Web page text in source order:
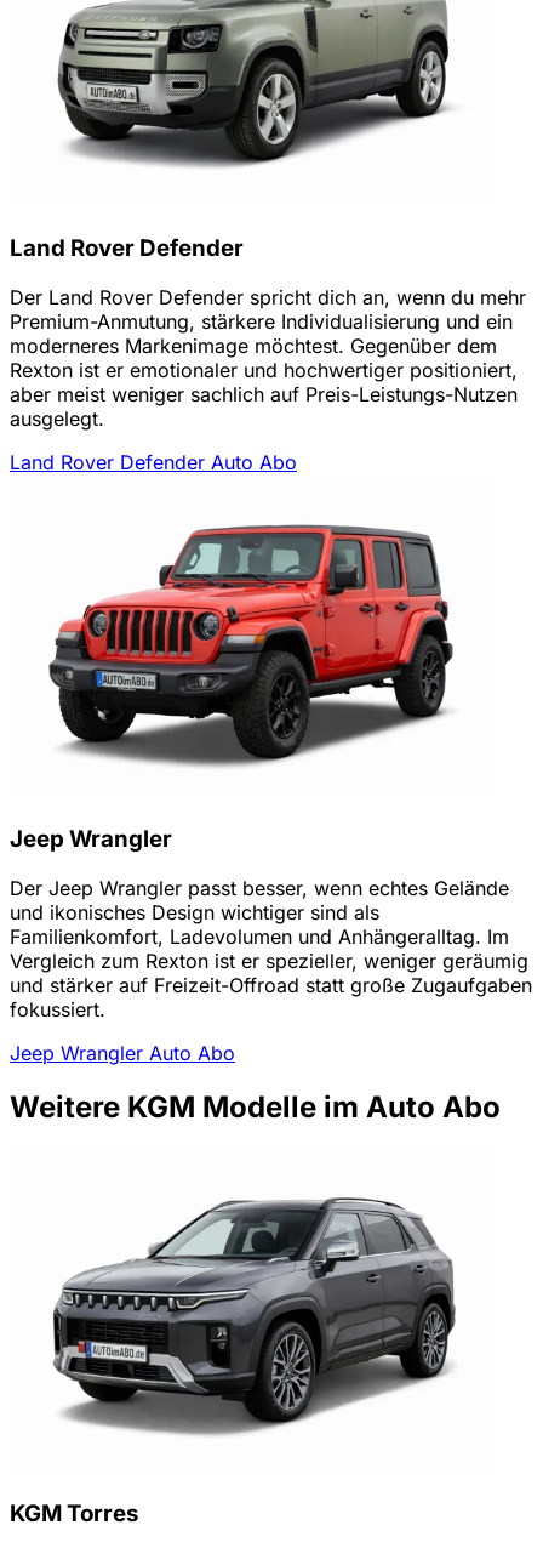
Land Rover Defender
Der Land Rover Defender spricht dich an, wenn du mehr
Premium-Anmutung, stärkere Individualisierung und ein
moderneres Markenimage möchtest. Gegenüber dem
Rexton ist er emotionaler und hochwertiger positioniert,
aber meist weniger sachlich auf Preis-Leistungs-Nutzen
ausgelegt.
Land Rover Defender Auto Abo
Jeep Wrangler
Der Jeep Wrangler passt besser, wenn echtes Gelände
und ikonisches Design wichtiger sind als
Familienkomfort, Ladevolumen und Anhängeralltag. Im
Vergleich zum Rexton ist er spezieller, weniger geräumig
und stärker auf Freizeit-Offroad statt große Zugaufgaben
fokussiert.
Jeep Wrangler Auto Abo
Weitere KGM Modelle im Auto Abo
KGM Torres